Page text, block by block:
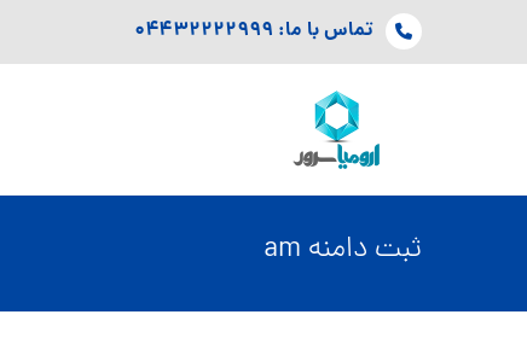
تماس با ما: ۰۴۴۳۲۲۲۲۹۹۹
ثبت دامنه am